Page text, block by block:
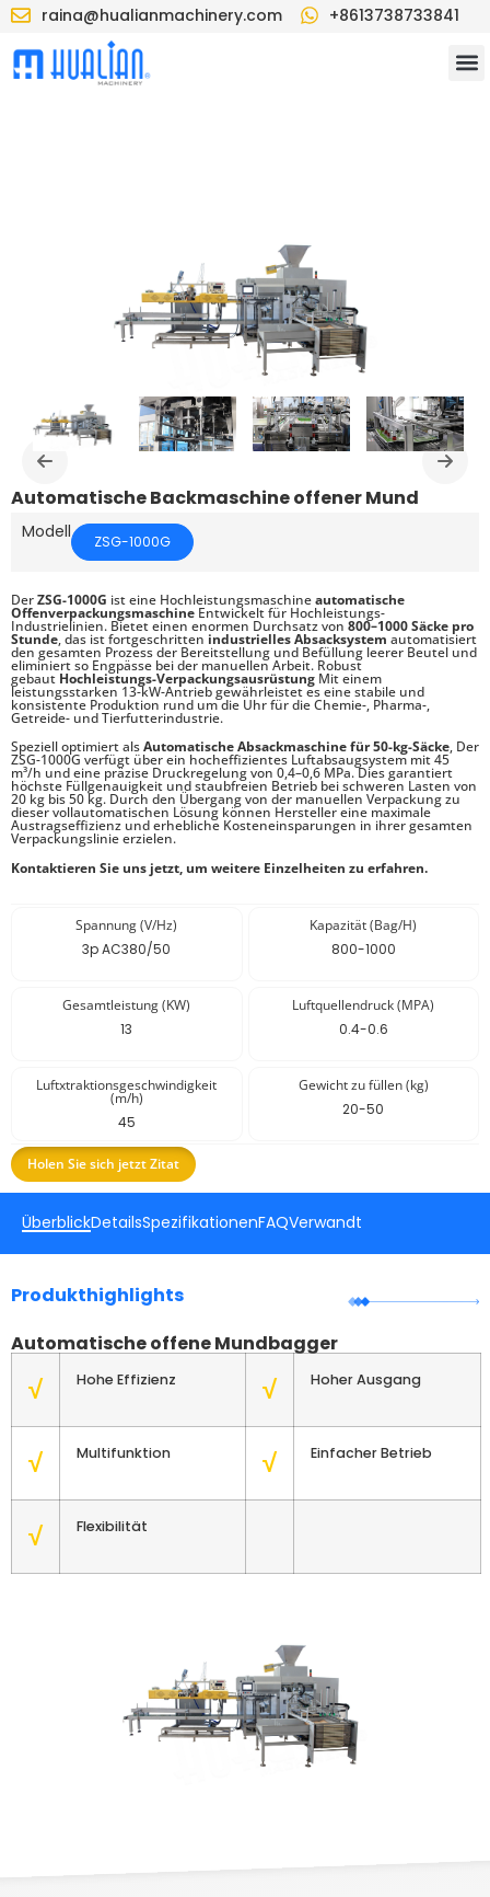
raina@hualianmachinery.com +8613738733841
Automatische Backmaschine offener Mund
Modell ZSG-1000G
DerZSG-1000G ist eine Hochleistungsmaschineautomatische
Offenverpackungsmaschine Entwickelt für Hochleistungs-
Industrielinien. Bietet einen enormen Durchsatz von 800–1000 Säcke pro
Stunde, das ist fortgeschritten industrielles Absacksystem automatisiert
den gesamten Prozess der Bereitstellung und Befüllung leerer Beutel und
eliminiert so Engpässe bei der manuellen Arbeit. Robust
gebaut Hochleistungs-Verpackungsausrüstung Mit einem
leistungsstarken 13-kW-Antrieb gewährleistet es eine stabile und
konsistente Produktion rund um die Uhr für die Chemie-, Pharma-,
Getreide- und Tierfutterindustrie.
Speziell optimiert alsAutomatische Absackmaschine für 50-kg-Säcke, Der
ZSG-1000G verfügt über ein hocheffizientes Luftabsaugsystem mit 45
m³/h und eine präzise Druckregelung von 0,4–0,6 MPa. Dies garantiert
höchste Füllgenauigkeit und staubfreien Betrieb bei schweren Lasten von
20 kg bis 50 kg. Durch den Übergang von der manuellen Verpackung zu
dieser vollautomatischen Lösung können Hersteller eine maximale
Austragseffizienz und erhebliche Kosteneinsparungen in ihrer gesamten
Verpackungslinie erzielen.
Kontaktieren Sie uns jetzt, um weitere Einzelheiten zu erfahren.
Spannung (V/Hz)
3p AC380/50
Kapazität (Bag/H)
800-1000
Gesamtleistung (KW)
13
Luftquellendruck (MPA)
0.4-0.6
Luftxtraktionsgeschwindigkeit
(m/h)
45
Gewicht zu füllen (kg)
20-50
Holen Sie sich jetzt Zitat
ÜberblickDetailsSpezifikationenFAQVerwandt
Produkthighlights
Automatische offene Mundbagger
√ Hohe Effizienz √ Hoher Ausgang
√ Multifunktion √ Einfacher Betrieb
√ Flexibilität